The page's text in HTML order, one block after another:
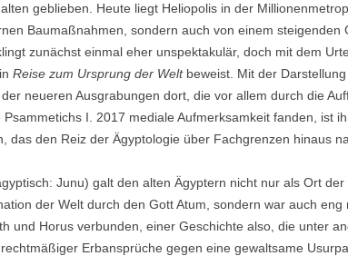
geblieben. Heute liegt Heliopolis in der
Baumaßnahmen, sondern auch von einem steigenden
zunächst einmal eher unspektakulär, doch mit dem
Reise zum Ursprung der Weltbeweist. Mit der
neueren Ausgrabungen dort, die vor allem durch die
Psammetichs I. 2017 mediale Aufmerksamkeit fanden, ist
das den Reiz der Ägyptologie über Fachgrenzen hinaus
Junu) galt den alten Ägyptern nicht nur als Ort
der Welt durch den Gott Atum, sondern war auch eng
und Horus verbunden, einer Geschichte also, die unter
Erbansprüche gegen eine gewaltsame